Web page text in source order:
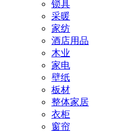
锁具
采暖
家纺
酒店用品
木业
家电
壁纸
板材
整体家居
衣柜
窗帘